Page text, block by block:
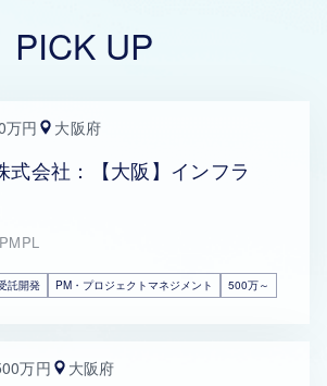
PICK UP
万円 大阪府
式会社：【大阪】インフラ
託開発 PM・プロジェクトマネジメント 500万～
万円 大阪府